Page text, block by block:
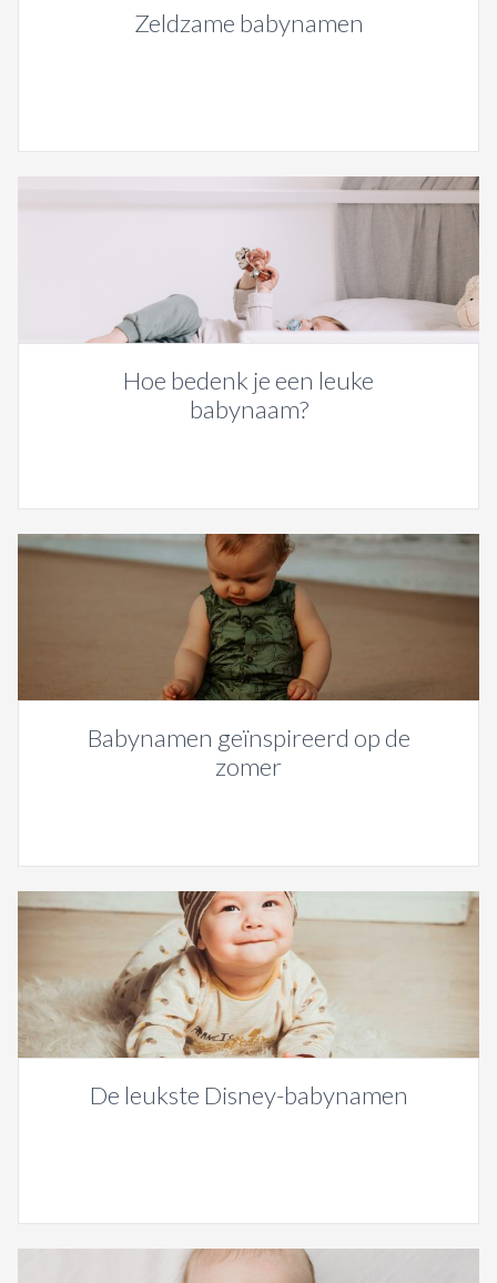
Zeldzame babynamen
Hoe bedenk je een leuke
babynaam?
Babynamen geïnspireerd op de
zomer
De leukste Disney-babynamen